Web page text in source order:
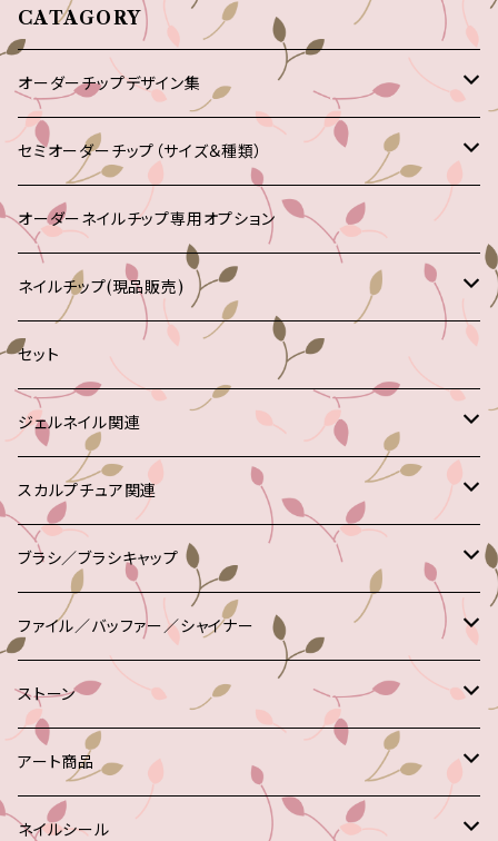
CATAGORY
オーダーチップデザイン集
1000～1999円
2000～2999円
3000～3999円
4000～4999円
セミオーダーチップ（サイズ＆種類）
確認用販売チップ
オーダーネイルチップ専用オプション
ネイルチップ(現品販売)
ジェル作品
マニキュア作品
セット
ジェルネイル関連
クリアジェル
ベースジェル
トップジェル
カラー
ワイプ
アセトン／ジェルリムーバー
ライト
スカルプチュア関連
パウダー
Nail de Dance
ノーリフト
harmony
ミラージュ
アセトン
フォーム
その他
モノマー(リキッド)
ブラシ／ブラシキャップ
ジェルブラシ
ジェルブラシキャップ
スカルプブラシキャップ
アートブラシ
ファイル／バッファー／シャイナー
エメリーボード
ファイル
80／80
シャイナー
ストーン
アクリル
ガラス
アート商品
グリッター
ネイルシール